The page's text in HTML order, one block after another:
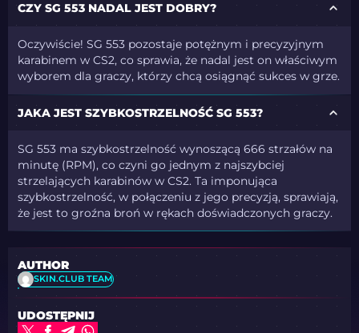
CZY SG 553 NADAL JEST DOBRY?
Oczywiście! SG 553 pozostaje potężnym i precyzyjnym
karabinem w CS2, co sprawia, że nadal jest on właściwym
wyborem dla graczy, którzy chcą osiągnąć sukces w grze.
JAKA JEST SZYBKOSTRZELNOŚĆ SG 553?
SG 553 ma szybkostrzelność wynoszącą 666 strzałów na
minutę (RPM), co czyni go jednym z najszybciej
strzelających karabinów w CS2. Ta imponująca
szybkostrzelność, w połączeniu z jego precyzją, sprawiają,
że jest to groźna broń w rękach doświadczonych graczy.
AUTHOR
SKIN.CLUB TEAM
UDOSTĘPNIJ